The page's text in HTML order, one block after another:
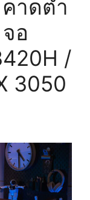
าดต่ำ
อ
/
3050